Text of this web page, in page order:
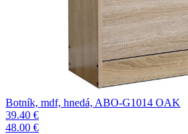
Botník, mdf, hnedá, ABO-G1014 OAK
39.40 €
48.00 €